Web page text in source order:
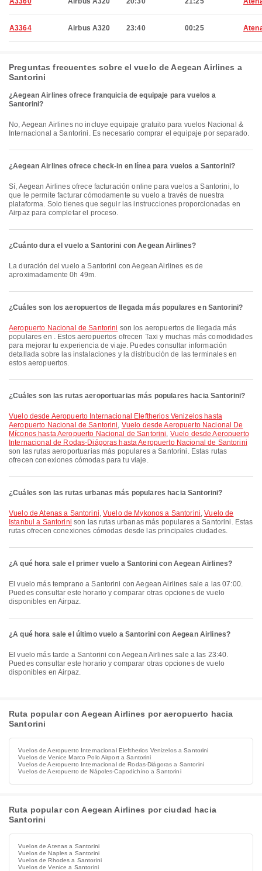
A3364 Airbus A320 23:40 00:25
Preguntas frecuentes sobre el vuelo de Aegean Airlines a
Santorini
¿Aegean Airlines ofrece franquicia de equipaje para vuelos a
Santorini?
No, Aegean Airlines no incluye equipaje gratuito para vuelos Nacional &
Internacional a Santorini. Es necesario comprar el equipaje por separado.
¿Aegean Airlines ofrece check-in en línea para vuelos a Santorini?
Sí, Aegean Airlines ofrece facturación online para vuelos a Santorini, lo
que le permite facturar cómodamente su vuelo a través de nuestra
plataforma. Solo tienes que seguir las instrucciones proporcionadas en
Airpaz para completar el proceso.
¿Cuánto dura el vuelo a Santorini con Aegean Airlines?
La duración del vuelo a Santorini con Aegean Airlines es de
aproximadamente 0h 49m.
¿Cuáles son los aeropuertos de llegada más populares en Santorini?
Aeropuerto Nacional de Santorini son los aeropuertos de llegada más
populares en . Estos aeropuertos ofrecen Taxi y muchas más comodidades
para mejorar tu experiencia de viaje. Puedes consultar información
detallada sobre las instalaciones y la distribución de las terminales en
estos aeropuertos.
¿Cuáles son las rutas aeroportuarias más populares hacia Santorini?
Vuelo desde Aeropuerto Internacional Eleftherios Venizelos hasta
Aeropuerto Nacional de Santorini, Vuelo desde Aeropuerto Nacional De
Míconos hasta Aeropuerto Nacional de Santorini, Vuelo desde Aeropuerto
Internacional de Rodas-Diágoras hasta Aeropuerto Nacional de Santorini
son las rutas aeroportuarias más populares a Santorini. Estas rutas
ofrecen conexiones cómodas para tu viaje.
¿Cuáles son las rutas urbanas más populares hacia Santorini?
Vuelo de Atenas a Santorini,Vuelo de Mykonos a Santorini,Vuelo de
Istanbul a Santorini son las rutas urbanas más populares a Santorini. Estas
rutas ofrecen conexiones cómodas desde las principales ciudades.
¿A qué hora sale el primer vuelo a Santorini con Aegean Airlines?
El vuelo más temprano a Santorini con Aegean Airlines sale a las 07:00.
Puedes consultar este horario y comparar otras opciones de vuelo
disponibles en Airpaz.
¿A qué hora sale el último vuelo a Santorini con Aegean Airlines?
El vuelo más tarde a Santorini con Aegean Airlines sale a las 23:40.
Puedes consultar este horario y comparar otras opciones de vuelo
disponibles en Airpaz.
Ruta popular con Aegean Airlines por aeropuerto hacia
Santorini
Vuelos de Aeropuerto Internacional Eleftherios Venizelos a Santorini
Vuelos de Venice Marco Polo Airport a Santorini
Vuelos de Aeropuerto Internacional de Rodas-Diágoras a Santorini
Vuelos de Aeropuerto de Nápoles-Capodichino a Santorini
Ruta popular con Aegean Airlines por ciudad hacia
Santorini
Vuelos de Atenas a Santorini
Vuelos de Naples a Santorini
Vuelos de Rhodes a Santorini
Vuelos de Venice a Santorini